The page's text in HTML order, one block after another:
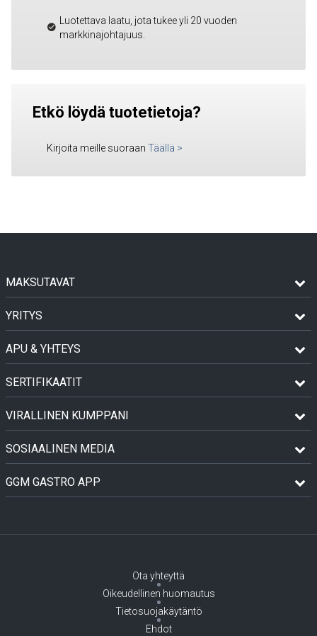
Luotettava laatu, jota tukee yli 20 vuoden
markkinajohtajuus.
Etkö löydä tuotetietoja?
Kirjoita meille suoraan Täällä >
MAKSUTAVAT
YRITYS
APU & YHTEYS
SERTIFIKAATIT
VIRALLINEN KUMPPANI
SOSIAALINEN MEDIA
GGM GASTRO APP
Ota yhteyttä
Oikeudellinen huomautus
Tietosuojakäytäntö
Ehdot